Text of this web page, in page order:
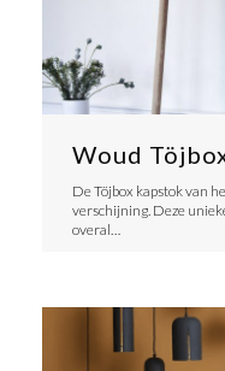
Woud
De Töjbox kapstok van
verschijning. Deze
overal…